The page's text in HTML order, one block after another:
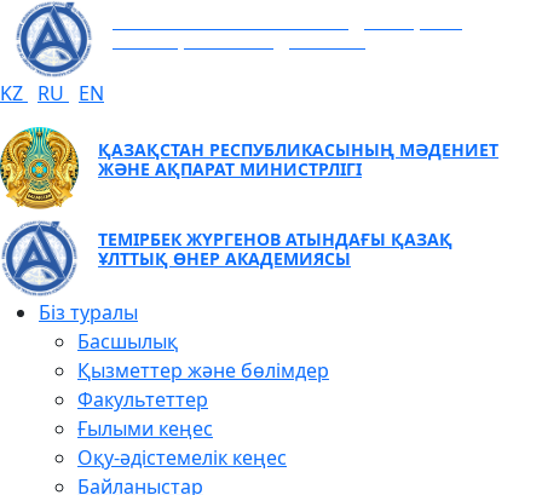
KZ RU EN
ҚАЗАҚСТАН РЕСПУБЛИКАСЫНЫҢ МӘДЕНИЕТ
ЖӘНЕ АҚПАРАТ МИНИСТРЛІГІ
ТЕМІРБЕК ЖҮРГЕНОВ АТЫНДАҒЫ ҚАЗАҚ
ҰЛТТЫҚ ӨНЕР АКАДЕМИЯСЫ
Біз туралы
Басшылық
Қызметтер және бөлімдер
Факультеттер
Ғылыми кеңес
Оқу-әдістемелік кеңес
Байланыстар